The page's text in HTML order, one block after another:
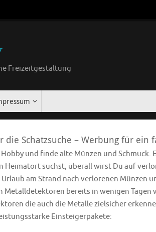
Freizeitgestaltung
Schatzsuche – Werbung für ein
und finde alte Münzen und Schmuck.
Heimatort suchst, überall wirst Du auf
am Strand nach verlorenen Münzen
Metalldetektoren bereits in wenigen Tagen
die auch die Metalle zielsicher
Einsteigerpakete: